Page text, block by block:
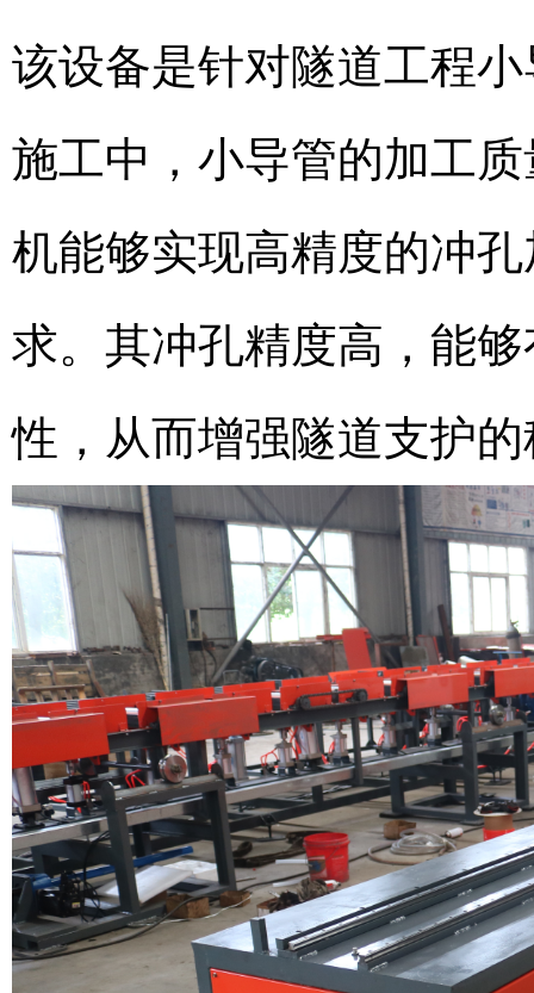
该设备是针对隧道工程
施工中，小导管的加工
机能够实现高精度的冲
求。其冲孔精度高，能
性，从而增强隧道支护